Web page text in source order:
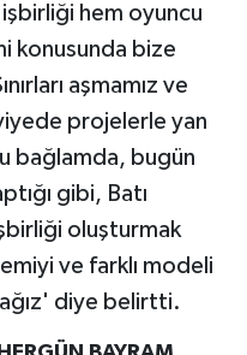
hem oyuncu
konusunda bize
aşmamız ve
projelerle yan
bağlamda, bugün
gibi, Batı
oluşturmak
ve farklı modeli
diye belirtti.